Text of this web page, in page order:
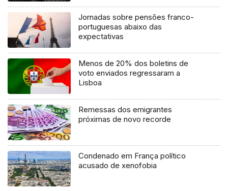
Jornadas sobre pensões franco-
portuguesas abaixo das
expectativas
Menos de 20% dos boletins de
voto enviados regressaram a
Lisboa
Remessas dos emigrantes
próximas de novo recorde
Condenado em França político
acusado de xenofobia